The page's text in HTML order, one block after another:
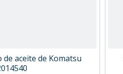
aceite de Komatsu